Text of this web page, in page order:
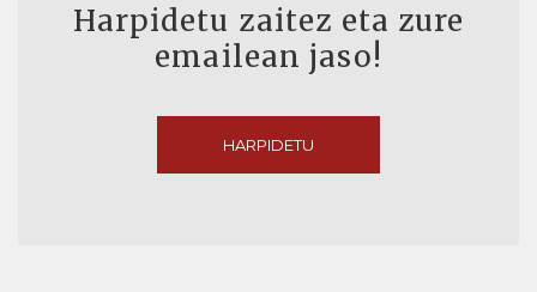
Harpidetu zaitez eta zure
emailean jaso!
HARPIDETU